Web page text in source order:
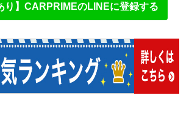
り】CARPRIMEのLINEに登録する